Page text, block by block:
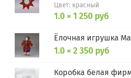
Цвет: красный
1.0 × 1 250 руб
Ёлочная игрушка
1.0 × 2 350 руб
Коробка белая